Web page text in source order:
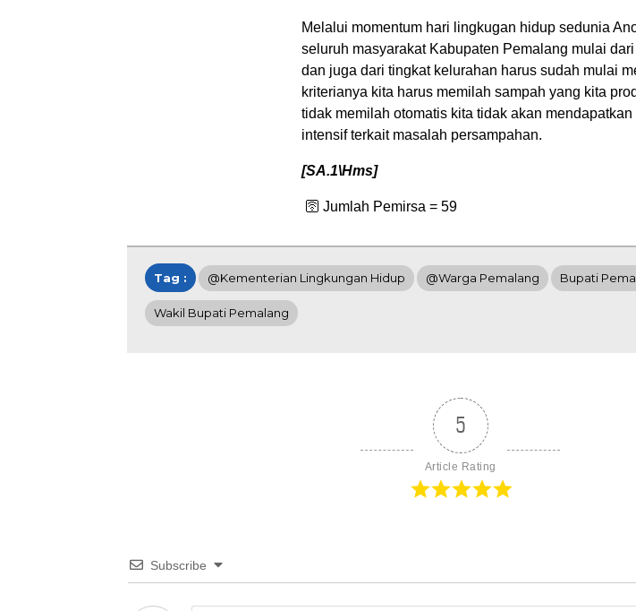
Melalui momentum hari lingkugan hidup sedunia
seluruh masyarakat Kabupaten Pemalang mulai
dan juga dari tingkat kelurahan harus sudah mulai
kriterianya kita harus memilah sampah yang kita
tidak memilah otomatis kita tidak akan
intensif terkait masalah persampahan.
[SA.1\Hms]
🛜 Jumlah Pemirsa = 59
Tag : @Kementerian Lingkungan Hidup @Warga Pemalang Bupati
Wakil Bupati Pemalang
5
Article Rating
Subscribe